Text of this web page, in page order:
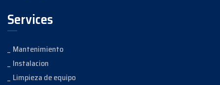
Services
Mantenimiento
Instalacion
Limpieza de equipo